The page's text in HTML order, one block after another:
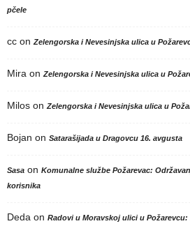
pčele
cc on Zelengorska i Nevesinjska ulica u
Mira on Zelengorska i Nevesinjska ulica u
Milos on Zelengorska i Nevesinjska ulica u
Bojan on Satarašijada u Dragovcu 16. avgusta
Sasa on Komunalne službe Požarevac:
korisnika
Deda on Radovi u Moravskoj ulici u